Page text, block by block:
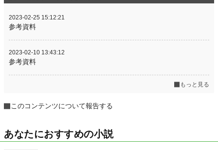
2023-02-25 15:12:21
参考資料
2023-02-10 13:43:12
参考資料
もっと見る
このコンテンツについて報告する
あなたにおすすめの小説